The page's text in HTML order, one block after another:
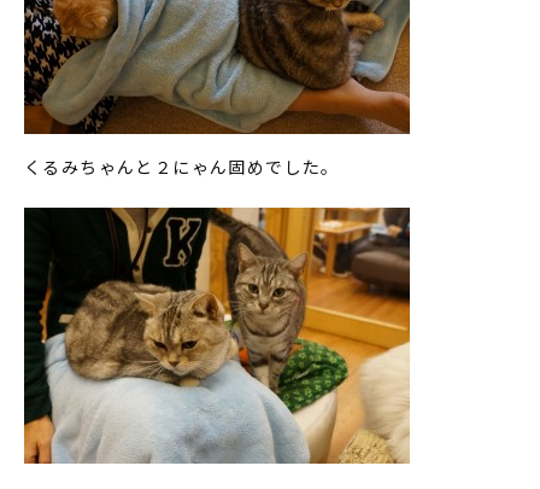
くるみちゃんと２にゃん固めでした。